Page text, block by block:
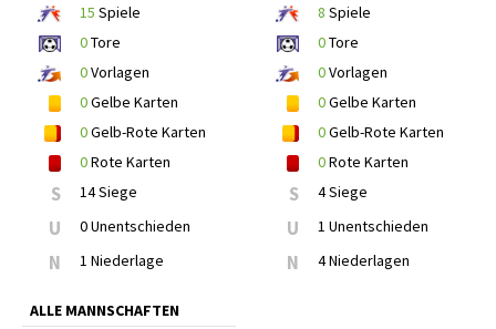
15 Spiele
0Tore
0Vorlagen
0Gelbe Karten
0Gelb-Rote Karten
0Rote Karten
S 14 Siege
U 0 Unentschieden
N 1 Niederlage
8 Spiele
0Tore
0Vorlagen
0Gelbe Karten
0Gelb-Rote Karten
0Rote Karten
S 4 Siege
U 1 Unentschieden
N 4 Niederlagen
ALLE MANNSCHAFTEN